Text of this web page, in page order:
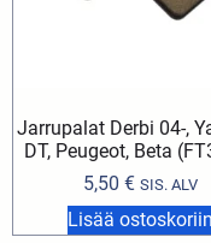
Jarrupalat Derbi 04-,
DT, Peugeot, Beta
5,50 € SIS. ALV
Lisää ostoskoriin